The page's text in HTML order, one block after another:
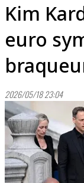
Kim
euro
2026/05/18 23:04